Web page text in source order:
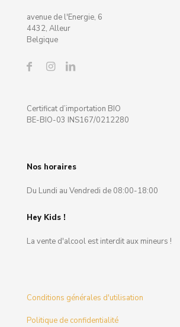
avenue de l'Energie, 6
4432, Alleur
Belgique
Certificat d’importation BIO
BE-BIO-03 INS167/0212280
Nos horaires
Du Lundi au Vendredi de 08:00-18:00
Hey Kids !
La vente d'alcool est interdit aux mineurs !
Conditions générales d'utilisation
Politique de confidentialité